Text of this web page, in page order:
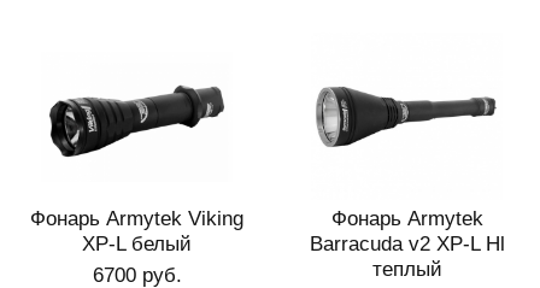
Фонарь Armytek Viking
XP-L белый
6700 руб.
Фонарь Armytek
Barracuda v2 XP-L Hl
теплый